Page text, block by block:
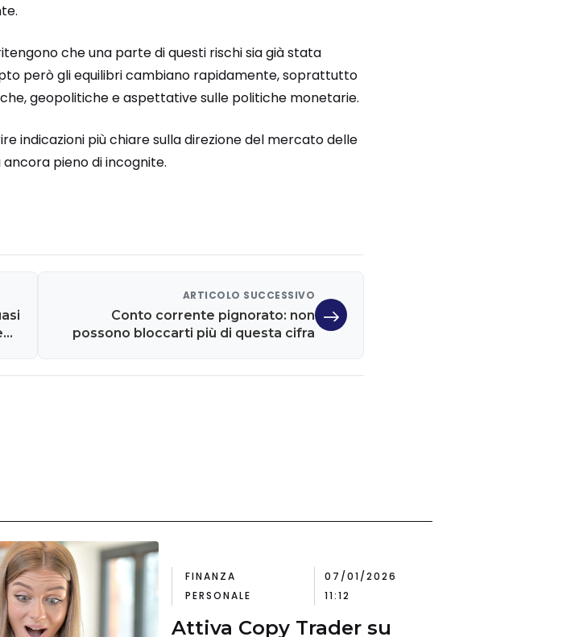
che una parte di questi rischi sia già stata
però gli equilibri cambiano rapidamente, soprattutto
geopolitiche e aspettative sulle politiche monetarie.
indicazioni più chiare sulla direzione del mercato delle
pieno di incognite.
ARTICOLO SUCCESSIVO
Conto corrente pignorato: non
possono bloccarti più di questa cifra
FINANZA
PERSONALE
07/01/2026
11:12
Attiva Copy Trader su